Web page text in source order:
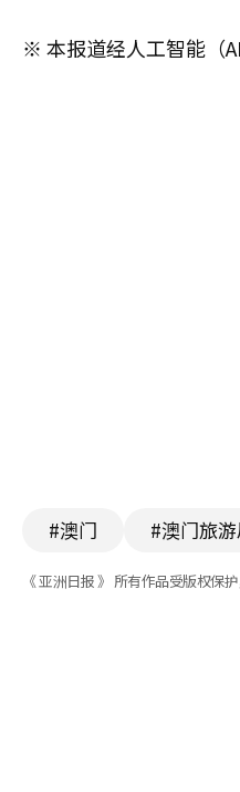
※ 本报道经人工智能（
#澳门 #澳门旅
《 亚洲日报 》 所有作品受版权保